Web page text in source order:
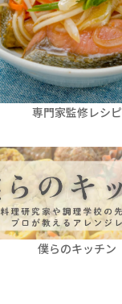
専門家監修レシピ
僕らのキッチン